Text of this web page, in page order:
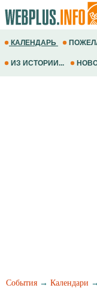
КАЛЕНДАРЬ
ИЗ ИСТОРИИ...
События → Календари →